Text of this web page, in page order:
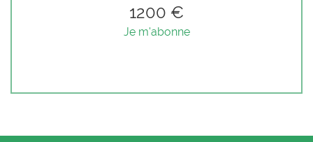
1200 €
Je m'abonne